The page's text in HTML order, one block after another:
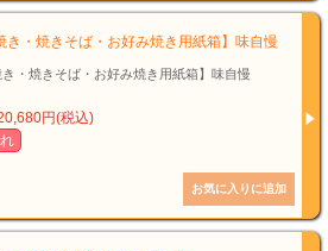
き・焼きそば・お好み焼き用紙箱】味自慢
き・焼きそば・お好み焼き用紙箱】味自慢
円(税込)